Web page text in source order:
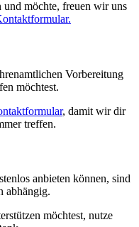
möchte, freuen wir uns
Vorbereitung
möchtest.
, damit wir dir
treffen.
anbieten können, sind
abhängig.
möchtest, nutze